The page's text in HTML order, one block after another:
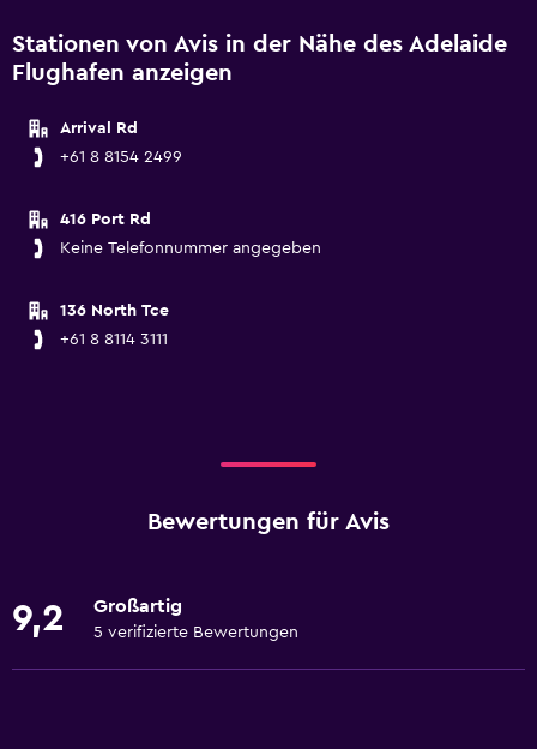
Stationen von Avis in der Nähe des Adelaide
Flughafen anzeigen
Arrival Rd
+61 8 8154 2499
416 Port Rd
Keine Telefonnummer angegeben
136 North Tce
+61 8 8114 3111
Bewertungen für Avis
9,2 Großartig
5 verifizierte Bewertungen